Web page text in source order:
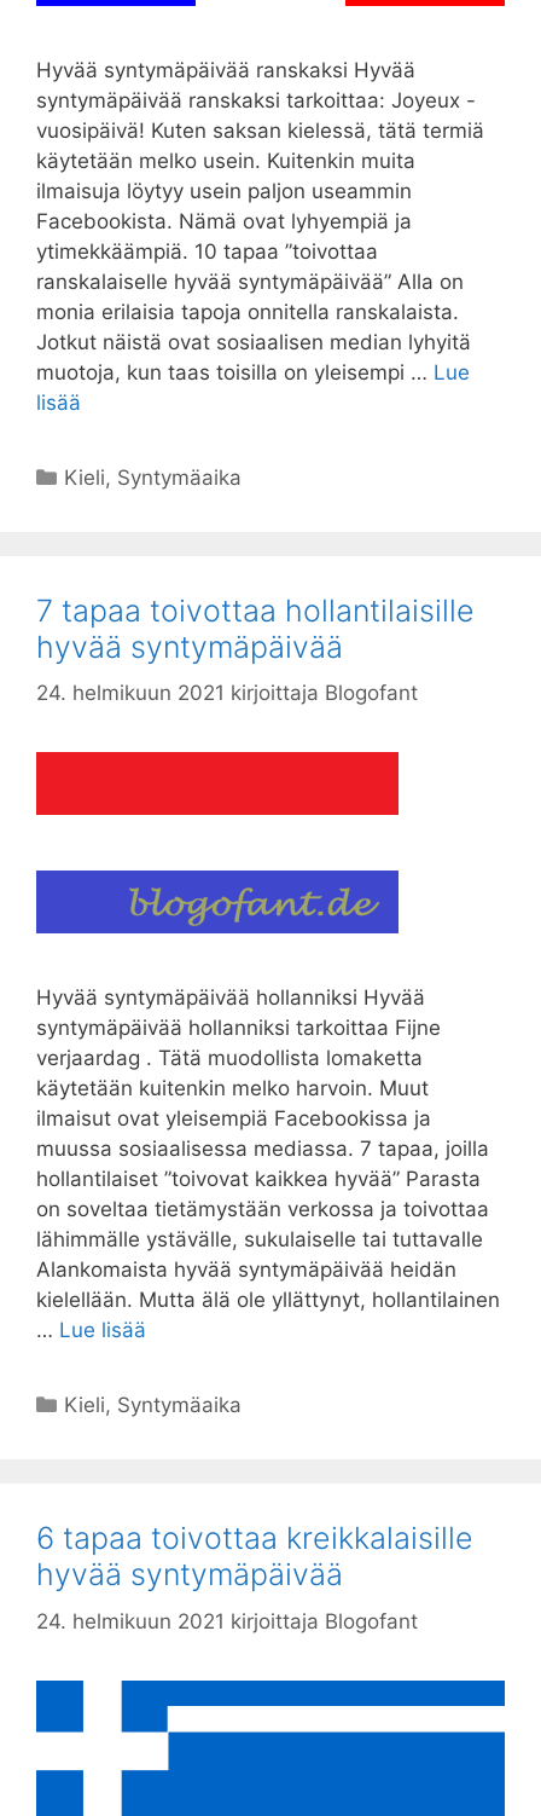
Hyvää syntymäpäivää ranskaksi Hyvää
syntymäpäivää ranskaksi tarkoittaa: Joyeux -
vuosipäivä! Kuten saksan kielessä, tätä termiä
käytetään melko usein. Kuitenkin muita
ilmaisuja löytyy usein paljon useammin
Facebookista. Nämä ovat lyhyempiä ja
ytimekkäämpiä. 10 tapaa ”toivottaa
ranskalaiselle hyvää syntymäpäivää” Alla on
monia erilaisia ​​tapoja onnitella ranskalaista.
Jotkut näistä ovat sosiaalisen median lyhyitä
muotoja, kun taas toisilla on yleisempi … Lue
lisää
Kategoriat
Kieli, Syntymäaika
7 tapaa toivottaa hollantilaisille
hyvää syntymäpäivää
24. helmikuun 2021 kirjoittaja Blogofant
Hyvää syntymäpäivää hollanniksi Hyvää
syntymäpäivää hollanniksi tarkoittaa Fijne
verjaardag . Tätä muodollista lomaketta
käytetään kuitenkin melko harvoin. Muut
ilmaisut ovat yleisempiä Facebookissa ja
muussa sosiaalisessa mediassa. 7 tapaa, joilla
hollantilaiset ”toivovat kaikkea hyvää” Parasta
on soveltaa tietämystään verkossa ja toivottaa
lähimmälle ystävälle, sukulaiselle tai tuttavalle
Alankomaista hyvää syntymäpäivää heidän
kielellään. Mutta älä ole yllättynyt, hollantilainen
… Lue lisää
Kategoriat
Kieli, Syntymäaika
6 tapaa toivottaa kreikkalaisille
hyvää syntymäpäivää
24. helmikuun 2021 kirjoittaja Blogofant